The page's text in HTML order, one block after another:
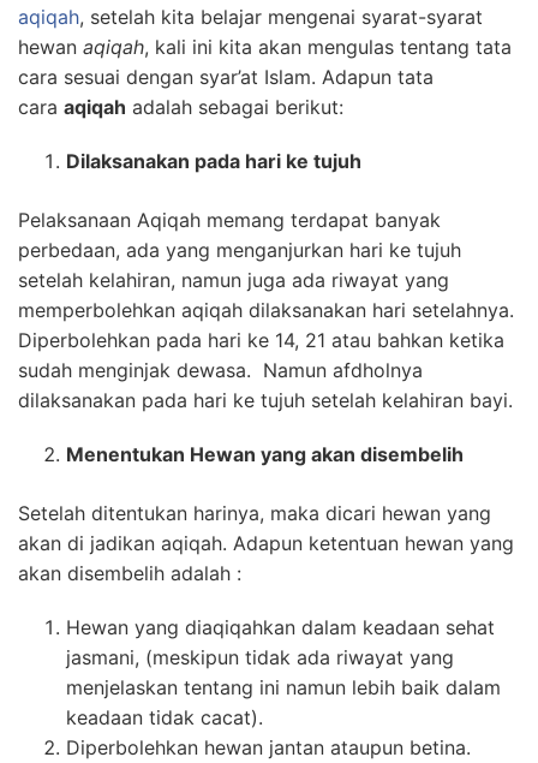
aqiqah, setelah kita belajar mengenai syarat-syarat
hewan aqiqah, kali ini kita akan mengulas tentang tata
cara sesuai dengan syar’at Islam. Adapun tata
cara aqiqah adalah sebagai berikut:
Dilaksanakan pada hari ke tujuh
Pelaksanaan Aqiqah memang terdapat banyak
perbedaan, ada yang menganjurkan hari ke tujuh
setelah kelahiran, namun juga ada riwayat yang
memperbolehkan aqiqah dilaksanakan hari setelahnya.
Diperbolehkan pada hari ke 14, 21 atau bahkan ketika
sudah menginjak dewasa. Namun afdholnya
dilaksanakan pada hari ke tujuh setelah kelahiran bayi.
Menentukan Hewan yang akan disembelih
Setelah ditentukan harinya, maka dicari hewan yang
akan di jadikan aqiqah. Adapun ketentuan hewan yang
akan disembelih adalah :
Hewan yang diaqiqahkan dalam keadaan sehat
jasmani, (meskipun tidak ada riwayat yang
menjelaskan tentang ini namun lebih baik dalam
keadaan tidak cacat).
Diperbolehkan hewan jantan ataupun betina.